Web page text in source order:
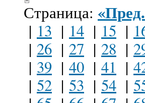
Страница: «Пред.
| 13 | 14 | 15 |
| 26 | 27 | 28 |
| 39 | 40 | 41 |
| 52 | 53 | 54 |